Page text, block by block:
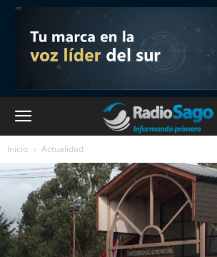
Inicio Actualidad